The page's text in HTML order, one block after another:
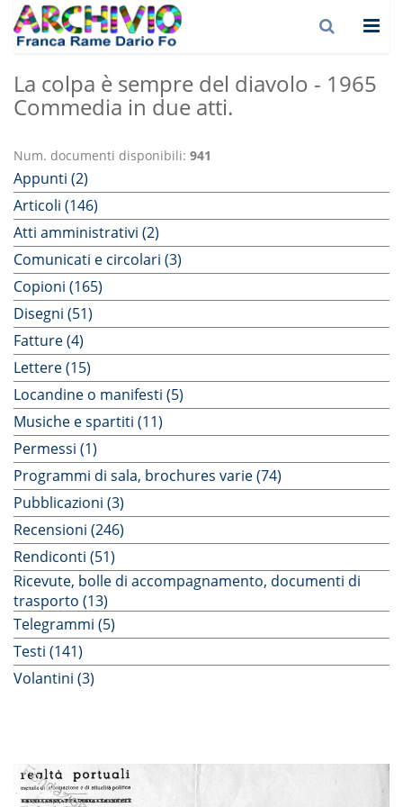
La colpa è sempre del diavolo - 1965
Commedia in due atti.
Num. documenti disponibili: 941
Appunti (2)
Articoli (146)
Atti amministrativi (2)
Comunicati e circolari (3)
Copioni (165)
Disegni (51)
Fatture (4)
Lettere (15)
Locandine o manifesti (5)
Musiche e spartiti (11)
Permessi (1)
Programmi di sala, brochures varie (74)
Pubblicazioni (3)
Recensioni (246)
Rendiconti (51)
Ricevute, bolle di accompagnamento, documenti di
trasporto (13)
Telegrammi (5)
Testi (141)
Volantini (3)